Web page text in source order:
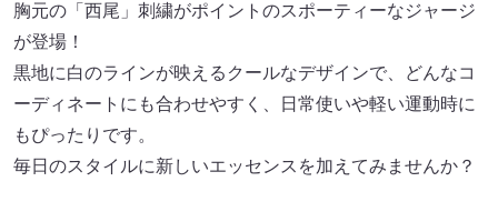
胸元の「西尾」刺繍がポイントのスポーティーなジャージ
が登場！
黒地に白のラインが映えるクールなデザインで、どんなコ
ーディネートにも合わせやすく、日常使いや軽い運動時に
もぴったりです。
毎日のスタイルに新しいエッセンスを加えてみませんか？